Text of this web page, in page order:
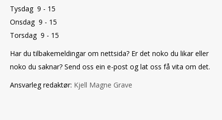
Tysdag 9 - 15
Onsdag 9 - 15
Torsdag 9 - 15
Har du tilbakemeldingar om nettsida? Er det noko du likar eller
noko du saknar? Send oss ein e-post og lat oss få vita om det.
Ansvarleg redaktør: Kjell Magne Grave